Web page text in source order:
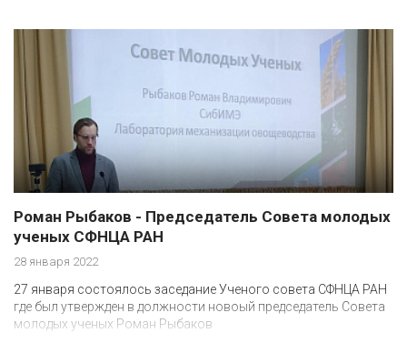
Роман Рыбаков - Председатель Совета молодых
ученых СФНЦА РАН
28 января 2022
27 января состоялось заседание Ученого совета СФНЦА РАН
где был утвержден в должности новоый председатель Совета
молодых ученых Роман Рыбаков